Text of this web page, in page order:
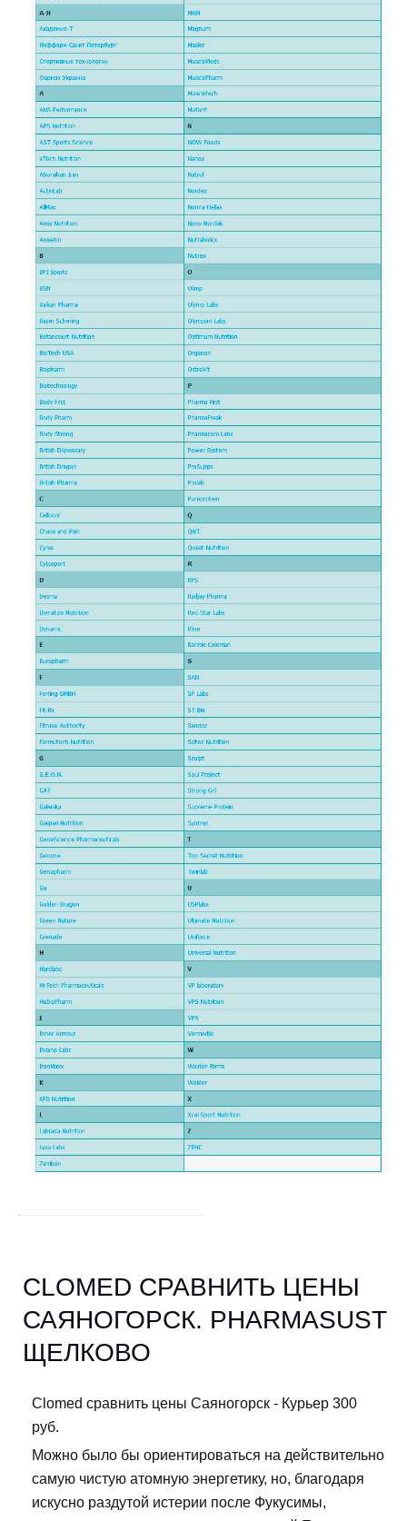
CLOMED СРАВНИТЬ ЦЕНЫ
САЯНОГОРСК. PHARMASUST
ЩЕЛКОВО
Clomed сравнить цены Саяногорск - Курьер 300
руб.
Можно было бы ориентироваться на действительно
самую чистую атомную энергетику, но, благодаря
искусно раздутой истерии после Фукусимы,